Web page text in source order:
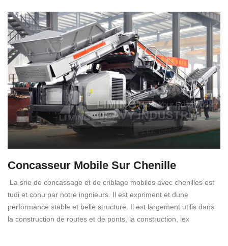
Concasseur Mobile Sur Chenille
La srie de concassage et de criblage mobiles avec chenilles est
tudi et conu par notre ingnieurs. Il est expriment et dune
performance stable et belle structure. Il est largement utilis dans
la construction de routes et de ponts, la construction, lex